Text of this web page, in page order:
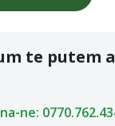
te putem
ne: